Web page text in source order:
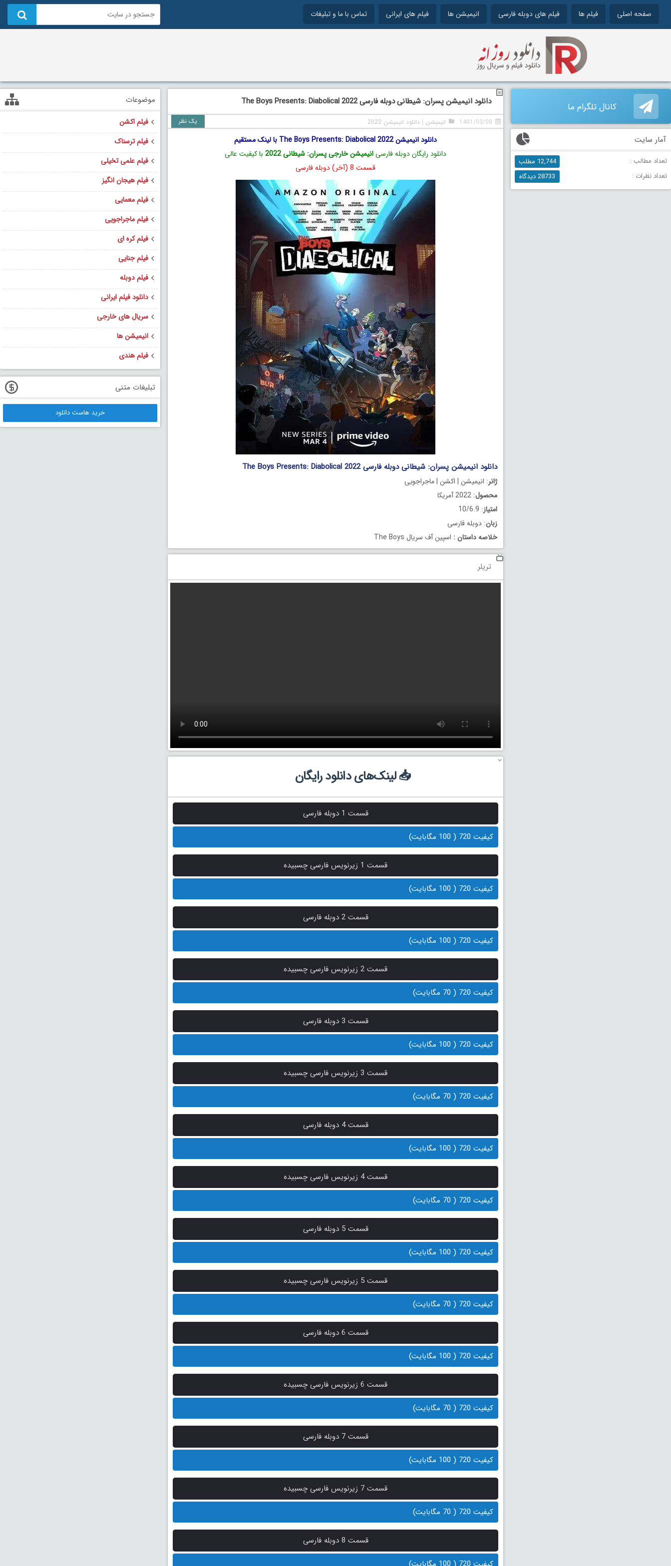
صفحه اصلی فیلم ها فیلم های دوبله فارسی انیمیشن ها فیلم های ایرانی تماس با ما و تبلیغات
دانلود انیمیشن پسران: شیطانی دوبله فارسی The Boys Presents: Diabolical 2022
1401/03/08 انیمیشن | دانلود انیمیشن 2022 یک نظر
دانلود انیمیشن The Boys Presents: Diabolical 2022 با لینک مستقیم
دانلود رایگان دوبله فارسیانیمیشن خارجی پسران: شیطانی 2022
با کیفیت عالی
قسمت 8 (آخر) دوبله فارسی
دانلود انیمیشن پسران: شیطانی دوبله فارسی The Boys Presents: Diabolical 2022
ژانر: انیمیشن | اکشن | ماجراجویی
محصول: 2022 آمریکا
امتیاز: 10/6.9
زبان: دوبله فارسی
خلاصه داستان : اسپین آف سریال The Boys
تریلر
📥 لینک‌های دانلود رایگان
قسمت 1 دوبله فارسی
کیفیت 720 ( 100 مگابایت)
قسمت 1 زیرنویس فارسی چسبیده
کیفیت 720 ( 100 مگابایت)
قسمت 2 دوبله فارسی
کیفیت 720 ( 100 مگابایت)
قسمت 2 زیرنویس فارسی چسبیده
کیفیت 720 ( 70 مگابایت)
قسمت 3 دوبله فارسی
کیفیت 720 ( 100 مگابایت)
قسمت 3 زیرنویس فارسی چسبیده
کیفیت 720 ( 70 مگابایت)
قسمت 4 دوبله فارسی
کیفیت 720 ( 100 مگابایت)
قسمت 4 زیرنویس فارسی چسبیده
کیفیت 720 ( 70 مگابایت)
قسمت 5 دوبله فارسی
کیفیت 720 ( 100 مگابایت)
قسمت 5 زیرنویس فارسی چسبیده
کیفیت 720 ( 70 مگابایت)
قسمت 6 دوبله فارسی
کیفیت 720 ( 100 مگابایت)
قسمت 6 زیرنویس فارسی چسبیده
کیفیت 720 ( 70 مگابایت)
قسمت 7 دوبله فارسی
کیفیت 720 ( 100 مگابایت)
قسمت 7 زیرنویس فارسی چسبیده
کیفیت 720 ( 70 مگابایت)
قسمت 8 دوبله فارسی
کانال تلگرام ما
آمار سایت
تعداد مطالب :
12,744 مطلب
تعداد نظرات :
28733 دیدگاه
موضوعات
فیلم اکشن
فیلم ترسناک
فیلم علمی تخیلی
فیلم هیجان انگیز
فیلم معمایی
فیلم ماجراجویی
فیلم کره ای
فیلم جنایی
فیلم دوبله
دانلود فیلم ایرانی
سریال های خارجی
انیمیشن ها
فیلم هندی
تبلیغات متنی
خرید هاست دانلود